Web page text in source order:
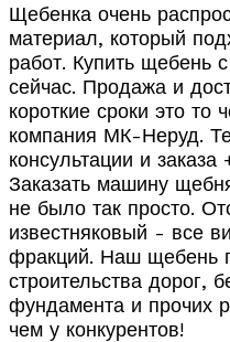
Щебенка очень
материал, который
работ. Купить щебень
сейчас. Продажа и
короткие сроки это то
компания МК-Неруд.
консультации и
Заказать машину
не было так просто.
известняковый - все
фракций. Наш щебень
строительства дорог,
фундамента и прочих
чем у конкурентов!